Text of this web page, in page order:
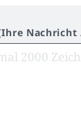
Ihre Nachricht